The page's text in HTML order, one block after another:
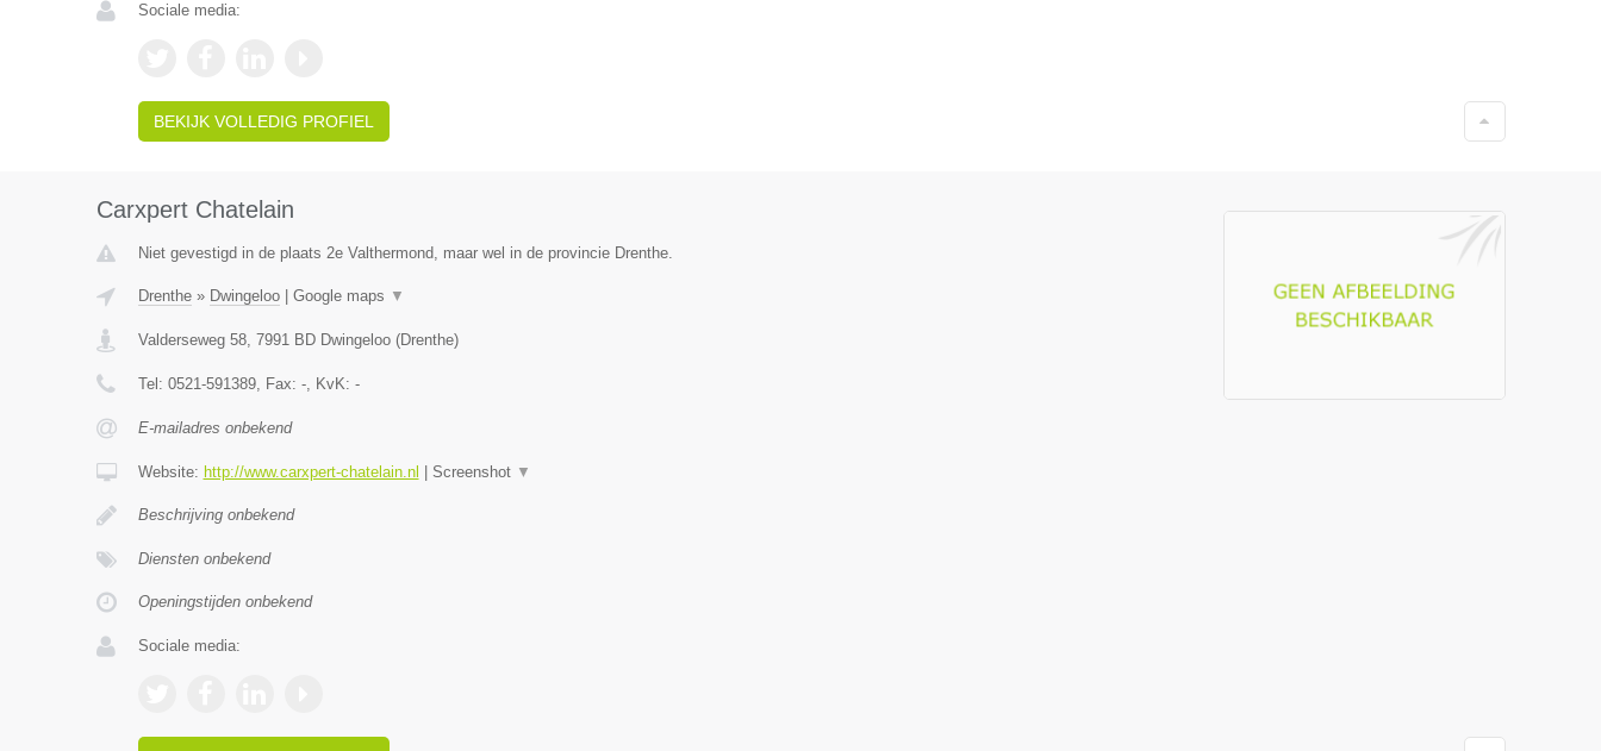
Sociale media:
BEKIJK VOLLEDIG PROFIEL
Carxpert Chatelain
Niet gevestigd in de plaats 2e Valthermond, maar wel in de provincie Drenthe.
Drenthe» Dwingeloo| Google maps ▼
Valderseweg 58, 7991 BD Dwingeloo(Drenthe)
Tel: 0521-591389, Fax: -, KvK: -
E-mailadres onbekend
Website: http://www.carxpert-chatelain.nl Screenshot ▼
Beschrijving onbekend
Diensten onbekend
Openingstijden onbekend
Sociale media: